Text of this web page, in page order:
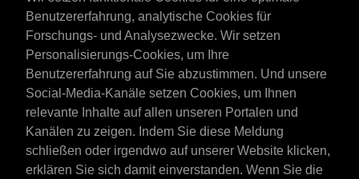
Benutzererfahrung, analytische Cookies für
Forschungs- und Analysezwecke. Wir setzen
Personalisierungs-Cookies, um Ihre
Benutzererfahrung auf Sie abzustimmen. Und unsere
Social-Media-Kanäle setzen Cookies, um Ihnen
relevante Inhalte auf allen unseren Portalen und
Kanälen zu zeigen. Indem Sie diese Meldung
schließen oder irgendwo auf unserer Website klicken,
erklären Sie sich damit einverstanden. Wenn Sie die
Deutschland
Kontakt
AGB's
Lieferbedingungen
Datenschutzerklärung